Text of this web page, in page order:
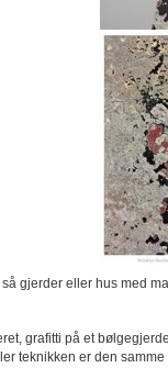
gjerder eller hus med
grafitti på et
teknikken er den samme